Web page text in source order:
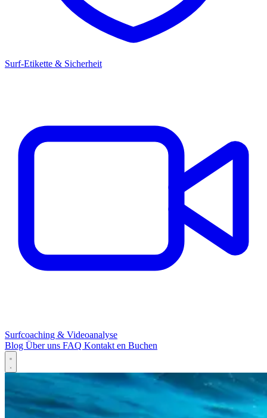
Surf-Etikette & Sicherheit
Surfcoaching & Videoanalyse
Blog Über uns FAQ Kontakten Buchen